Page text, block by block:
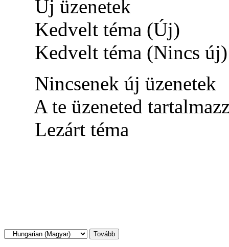
Új üzenetek
Kedvelt téma (Új)
Kedvelt téma (Nincs új)
Nincsenek új üzenetek
A te üzeneted
Lezárt téma